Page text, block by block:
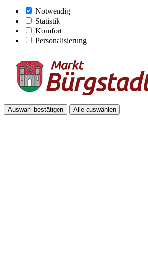
Notwendig
Statistik
Komfort
Personalisierung
Auswahl bestätigen Alle auswählen